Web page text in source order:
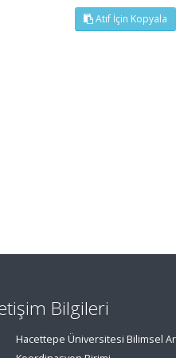
Atıf İçin Kopyala
Bilgileri
Hacettepe Üniversitesi Bilimsel